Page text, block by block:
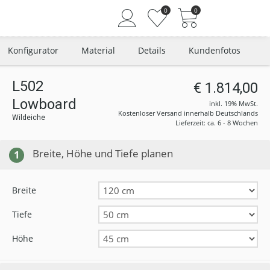
Angemeldet bleiben
0 0
Konfigurator Material Details Kundenfotos
L502
Lowboard
Wildeiche
€ 1.814,00
inkl. 19% MwSt.
Kostenloser Versand innerhalb Deutschlands
Lieferzeit: ca. 6 - 8 Wochen
1 Breite, Höhe und Tiefe planen
Breite
Tiefe
Höhe